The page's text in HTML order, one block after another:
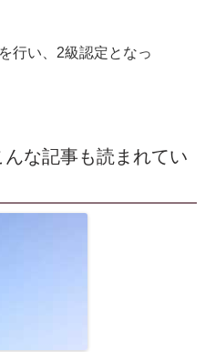
行い、2級認定となっ
な記事も読まれてい